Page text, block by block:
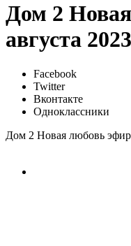
Дом 2
августа 2023
Facebook
Twitter
Вконтакте
Одноклассники
Дом 2 Новая любовь эфир